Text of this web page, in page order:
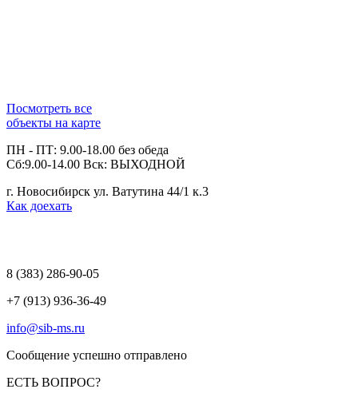
Посмотреть все
объекты на карте
ПН - ПТ: 9.00-18.00 без обеда
Сб:9.00-14.00 Вск: ВЫХОДНОЙ
г. Новосибирск ул. Ватутина 44/1 к.3
Как доехать
8 (383) 286-90-05
+7 (913) 936-36-49
info@sib-ms.ru
Сообщение успешно отправлено
ЕСТЬ ВОПРОС?